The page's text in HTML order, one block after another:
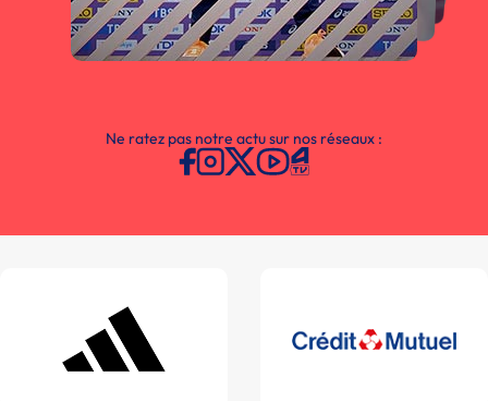
Ne ratez pas notre actu sur nos réseaux :